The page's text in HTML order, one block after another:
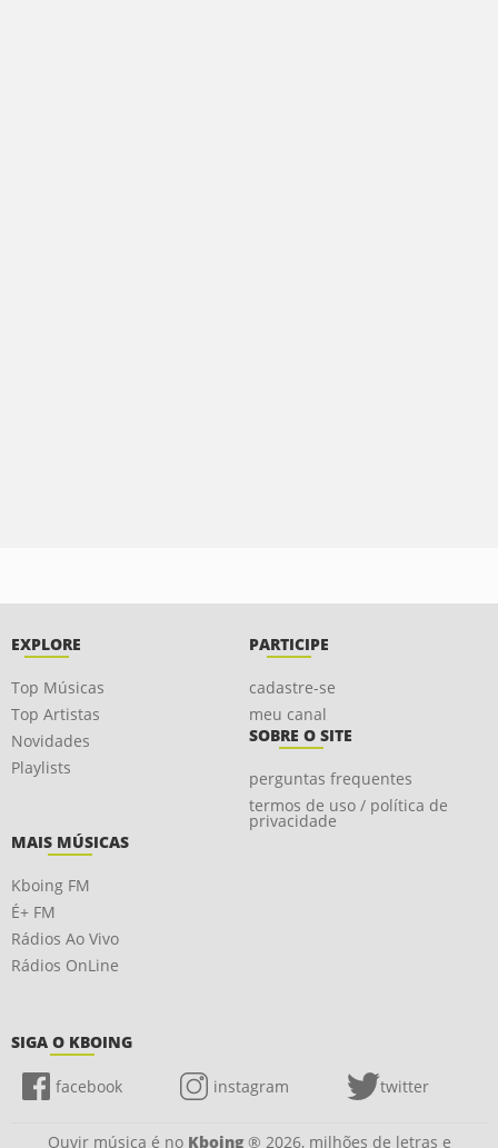
EXPLORE
Top Músicas
Top Artistas
Novidades
Playlists
PARTICIPE
cadastre-se
meu canal
SOBRE O SITE
perguntas frequentes
termos de uso / política de
privacidade
MAIS MÚSICAS
Kboing FM
É+ FM
Rádios Ao Vivo
Rádios OnLine
SIGA O KBOING
facebook instagram twitter
Ouvir música é no Kboing® 2026, milhões de letras e